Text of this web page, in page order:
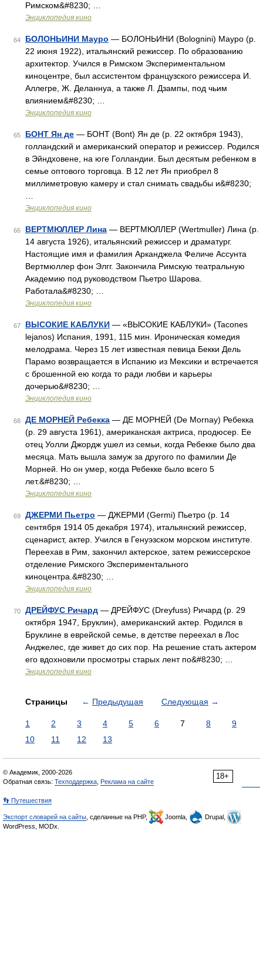
Римском&#8230; …
Энциклопедия кино
64 БОЛОНЬИНИ Мауро — БОЛОНЬИНИ (Bolognini) Мауро (р.
22 июня 1922), итальянский режиссер. По образованию
архитектор. Учился в Римском Экспериментальном
киноцентре, был ассистентом французского режиссера И.
Аллегре, Ж. Деланнуа, а также Л. Дзампы, под чьим
влиянием&#8230; …
Энциклопедия кино
65 БОНТ Ян де — БОНТ (Bont) Ян де (р. 22 октября 1943),
голландский и американский оператор и режиссер. Родился
в Эйндховене, на юге Голландии. Был десятым ребенком в
семье оптового торговца. В 12 лет Ян приобрел 8
миллиметровую камеру и стал снимать свадьбы и&#8230;
Энциклопедия кино
66 ВЕРТМЮЛЛЕР Лина — ВЕРТМЮЛЛЕР (Wertmuller) Лина (р.
14 августа 1926), итальянский режиссер и драматург.
Настоящие имя и фамилия Арканджела Феличе Ассунта
Вертмюллер фон Элгг. Закончила Римскую театральную
Академию под руководством Пьетро Шарова.
Работала&#8230; …
Энциклопедия кино
67 ВЫСОКИЕ КАБЛУКИ — «ВЫСОКИЕ КАБЛУКИ» (Tacones
lejanos) Испания, 1991, 115 мин. Ироническая комедия
мелодрама. Через 15 лет известная певица Бекки Дель
Парамо возвращается в Испанию из Мексики и встречается
с брошенной ею когда то ради любви и карьеры
дочерью&#8230; …
Энциклопедия кино
68 ДЕ МОРНЕЙ Ребекка — ДЕ МОРНЕЙ (De Mornay) Ребекка
(р. 29 августа 1961), американская актриса, продюсер. Ее
отец Уолли Джордж ушел из семьи, когда Ребекке было два
месяца. Мать вышла замуж за другого по фамилии Де
Морней. Но он умер, когда Ребекке было всего 5
лет.&#8230; …
Энциклопедия кино
69 ДЖЕРМИ Пьетро — ДЖЕРМИ (Germi) Пьетро (р. 14
сентября 1914 05 декабря 1974), итальянский режиссер,
сценарист, актер. Учился в Генуэзском морском институте.
Переехав в Рим, закончил актерское, затем режиссерское
отделение Римского Экспериментального
киноцентра.&#8230; …
Энциклопедия кино
70 ДРЕЙФУС Ричард — ДРЕЙФУС (Dreyfuss) Ричард (р. 29
октября 1947, Бруклин), американский актер. Родился в
Бруклине в еврейской семье, в детстве переехал в Лос
Анджелес, где живет до сих пор. На решение стать актером
его вдохновили просмотры старых лент по&#8230; …
Энциклопедия кино
Страницы ← Предыдущая Следующая →
1 2 3 4 5 6 7 8
9
10
11 12 13
18+
© Академик, 2000-2026
Обратная связь: Техподдержка Реклама на сайте
👣 Путешествия
Экспорт словарей на сайты , сделанные на PHP, Joomla,
Drupal,
WordPress, MODx.